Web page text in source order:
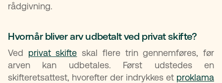
rådgivning.
Hvornår bliver arv udbetalt ved privat skifte?
Ved privat skifte skal flere trin gennemføres, før
arven kan udbetales. Først udstedes en
skifteretsattest, hvorefter der indrykkes et proklama